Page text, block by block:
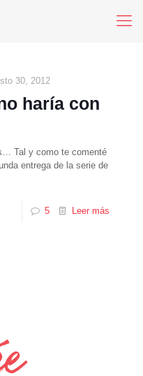
30, 2012
haría con
Tal y como te comenté
entrega de la serie de
5 Leer más